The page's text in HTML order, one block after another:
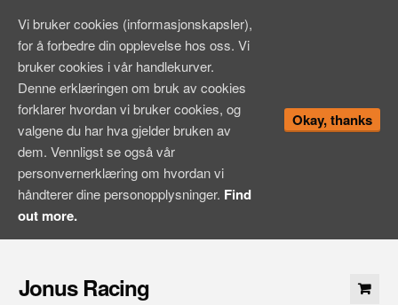
innhold
Jonus Racing
Vi bruker cookies (informasjonskapsler),
for å forbedre din opplevelse hos oss. Vi
bruker cookies i vår handlekurver.
Denne erklæringen om bruk av cookies
forklarer hvordan vi bruker cookies, og
valgene du har hva gjelder bruken av
dem. Vennligst se også vår
personvernerklæring om hvordan vi
håndterer dine personopplysninger. Find
out more.
Okay, thanks